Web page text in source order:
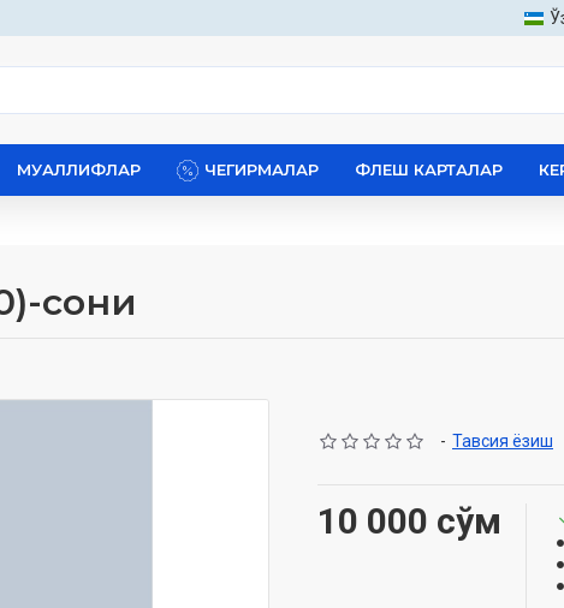
МУАЛЛИФЛАР ЧЕГИРМАЛАР ФЛЕШ КАРТАЛАР
сони
- Тавсия ёзиш
10 000 сўм